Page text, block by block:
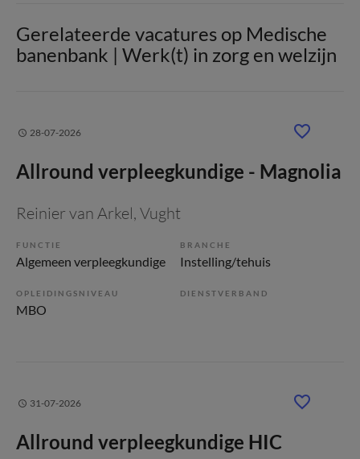
Gerelateerde vacatures op Medische
banenbank | Werk(t) in zorg en welzijn
28-07-2026
Allround verpleegkundige - Magnolia
Reinier van Arkel, Vught
FUNCTIE
Algemeen verpleegkundige
BRANCHE
Instelling/tehuis
OPLEIDINGSNIVEAU
MBO
DIENSTVERBAND
31-07-2026
Allround verpleegkundige HIC